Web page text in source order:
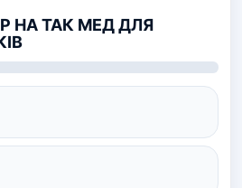
НА ТАК МЕД ДЛЯ